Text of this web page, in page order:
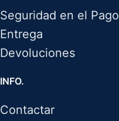
Seguridad en el Pago
Entrega
Devoluciones
INFO.
Contactar